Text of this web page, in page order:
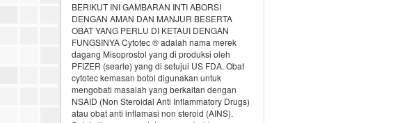
BERIKUT INI GAMBARAN INTI ABORSI
DENGAN AMAN DAN MANJUR BESERTA
OBAT YANG PERLU DI KETAUI DENGAN
FUNGSINYA Cytotec ® adalah nama merek
dagang Misoprostol yang di produksi oleh
PFIZER (searle) yang di setujui US FDA. Obat
cytotec kemasan botol digunakan untuk
mengobati masalah yang berkaitan dengan
NSAID (Non Steroidal Anti Inflammatory Drugs)
atau obat anti inflamasi non steroid (AINS).